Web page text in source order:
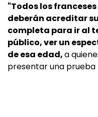
"Todos los
deberán acreditar
completa para ir al
público, ver un
de esa edad,a
presentar una prueba